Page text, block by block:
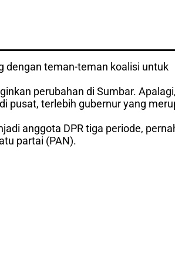
dengan teman-teman koalisi untuk
perubahan di Sumbar.
pusat, terlebih gubernur yang
anggota DPR tiga periode,
partai (PAN).